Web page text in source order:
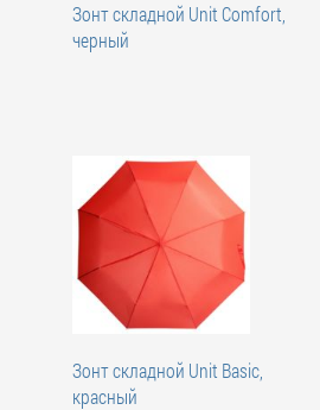
Зонт складной Unit Comfort,
черный
Зонт складной Unit Basic,
красный